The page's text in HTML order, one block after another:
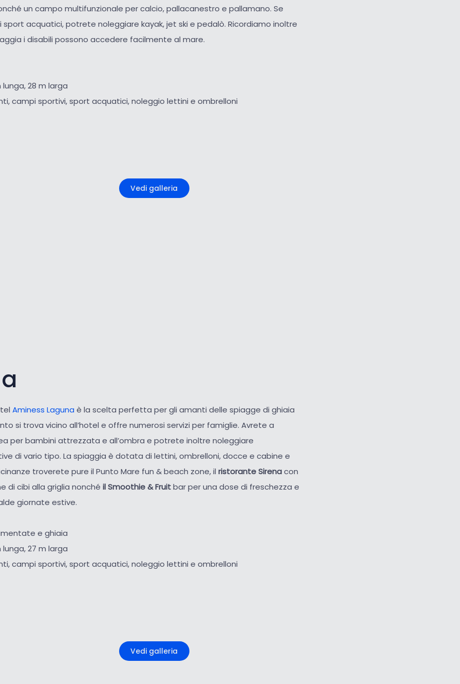
un campo multifunzionale per calcio, pallacanestro e pallamano. Se
acquatici, potrete noleggiare kayak, jet ski e pedalò. Ricordiamo inoltre
i disabili possono accedere facilmente al mare.
lunga, 28 m larga
campi sportivi, sport acquatici, noleggio lettini e ombrelloni
Vedi galleria
Aminess Laguna è la scelta perfetta per gli amanti delle spiagge di ghiaia
si trova vicino all’hotel e offre numerosi servizi per famiglie. Avrete a
per bambini attrezzata e all’ombra e potrete inoltre noleggiare
di vario tipo. La spiaggia è dotata di lettini, ombrelloni, docce e cabine e
troverete pure il Punto Mare fun & beach zone, il ristorante Sirenacon
di cibi alla griglia nonché ilSmoothie & Fruitbar per una dose di freschezza e
giornate estive.
e ghiaia
lunga, 27 m larga
campi sportivi, sport acquatici, noleggio lettini e ombrelloni
Vedi galleria